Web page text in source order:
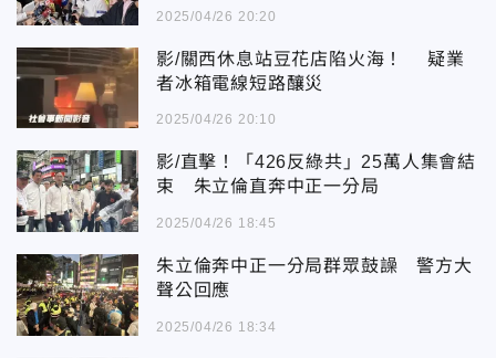
2025/04/26 20:20
影/關西休息站豆花店陷火海！ 疑業
者冰箱電線短路釀災
2025/04/26 20:10
影/直擊！「426反綠共」25萬人集會結
束 朱立倫直奔中正一分局
2025/04/26 18:45
朱立倫奔中正一分局群眾鼓譟 警方大
聲公回應
2025/04/26 18:34